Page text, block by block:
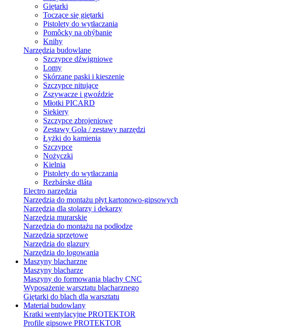
Giętarki
Toczące się giętarki
Pistolety do wytłaczania
Pomôcky na ohýbanie
Knihy
Narzędzia budowlane
Szczypce dźwigniowe
Lomy
Skórzane paski i kieszenie
Szczypce nitujące
Zszywacze i gwoździe
Młotki PICARD
Siekiery
Szczypce zbrojeniowe
Zestawy Gola / zestawy narzędzi
Łyżki do kamienia
Szczypce
Nożyczki
Kielnia
Pistolety do wytłaczania
Rezbárske dláta
Electro narzędzia
Narzędzia do montażu płyt kartonowo-gipsowych
Narzędzia dla stolarzy i dekarzy
Narzędzia murarskie
Narzędzia do montażu na podłodze
Narzędzia sprzętowe
Narzędzia do glazury
Narzędzia do logowania
Maszyny blacharzne
Maszyny blacharze
Maszyny do formowania blachy CNC
Wyposażenie warsztatu blacharznego
Giętarki do blach dla warsztatu
Materiał budowlany
Kratki wentylacyjne PROTEKTOR
Profile gipsowe PROTEKTOR